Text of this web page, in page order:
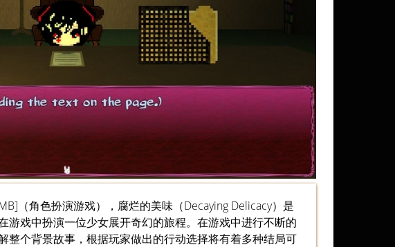
（角色扮演游戏），腐烂的美味（Decaying Delicacy）是
游戏中扮演一位少女展开奇幻的旅程。在游戏中进行不断的
整个背景故事，根据玩家做出的行动选择将有着多种结局可